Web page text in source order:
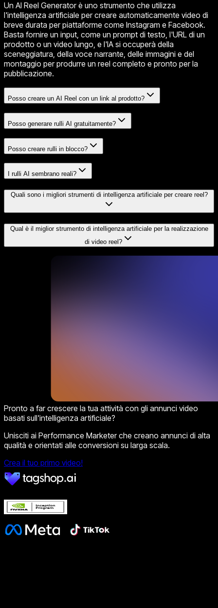
Un AI Reel Generator è uno strumento che utilizza
l'intelligenza artificiale per creare automaticamente video di
breve durata per piattaforme come Instagram e Facebook.
Basta fornire un input, come un prompt di testo, l'URL di un
prodotto o un video lungo, e l'IA si occuperà della
sceneggiatura, della voce narrante, delle immagini e del
montaggio per produrre un reel completo e pronto per la
pubblicazione.
Posso creare un AI Reel con un link al prodotto?
Posso generare rulli AI gratuitamente?
Posso creare rulli in blocco?
I rulli AI sembrano reali?
Quali sono i migliori strumenti di intelligenza artificiale per creare reel?
Qual è il miglior strumento di intelligenza artificiale per la realizzazione
di video reel?
Pronto a far crescere la tua attività con gli annunci video
basati sull'intelligenza artificiale?
Unisciti ai Performance Marketer che creano annunci di alta
qualità e orientati alle conversioni su larga scala.
Crea il tuo primo video!